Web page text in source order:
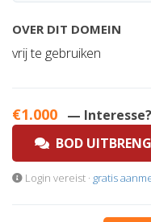
OVER DIT DOMEIN
vrij te gebruiken
€1.000 — Interesse?
BOD
Login vereist · gratis